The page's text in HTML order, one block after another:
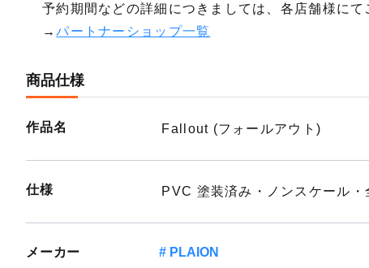
予約期間などの詳細につきましては、各店舗様にて
→パートナーショップ一覧
商品仕様
作品名 Fallout (フォールアウト)
仕様 PVC 塗装済み・ノンスケール・
メーカー PLAION